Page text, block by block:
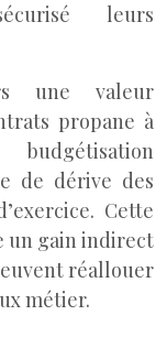
leurs
une valeur
propane à
de dérive des
Cette
un gain indirect
réallouer
métier.